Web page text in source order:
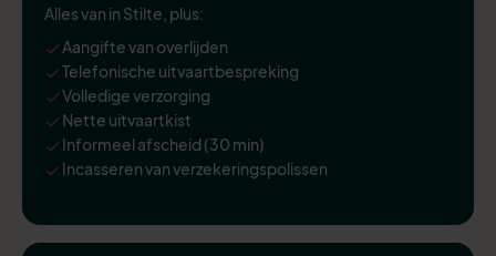
Alles van in Stilte, plus:
Aangifte van overlijden
Telefonische uitvaartbespreking
Volledige verzorging
Nette uitvaartkist
Informeel afscheid (30 min)
Incasseren van verzekeringspolissen